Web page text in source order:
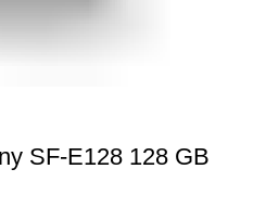
SF-E128 128 GB